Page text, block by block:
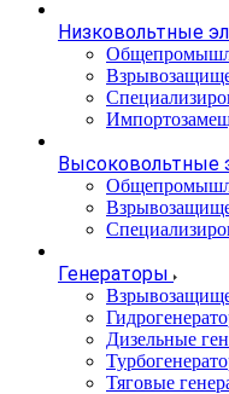
Низковольтные
Высоковольтные
Генераторы
Дизельные
Тяговые